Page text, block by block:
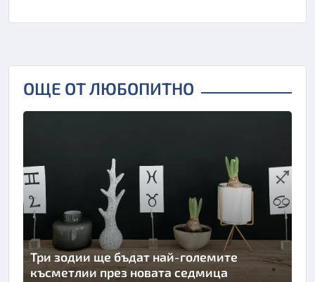
ОЩЕ ОТ ЛЮБОПИТНО
Три зодии ще бъдат най-големите
късметлии през новата седмица